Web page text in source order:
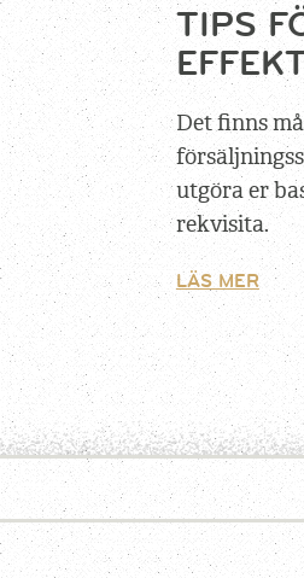
TIPS
Det finns
utgöra er
rekvisita.
LÄS MER